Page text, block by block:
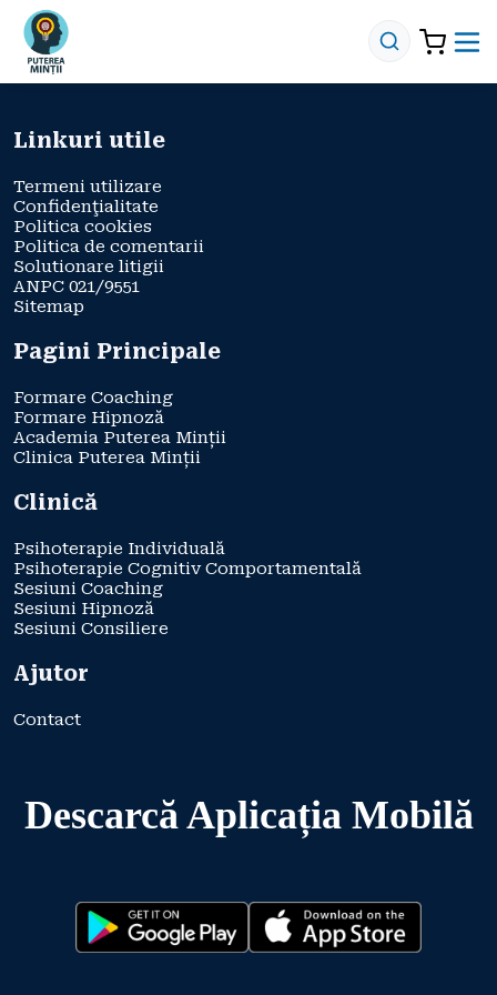
Linkuri utile
Termeni utilizare
Confidenţialitate
Politica cookies
Politica de comentarii
Solutionare litigii
ANPC 021/9551
Sitemap
Pagini Principale
Formare Coaching
Formare Hipnoză
Academia Puterea Minții
Clinica Puterea Minții
Clinică
Psihoterapie Individuală
Psihoterapie Cognitiv Comportamentală
Sesiuni Coaching
Sesiuni Hipnoză
Sesiuni Consiliere
Ajutor
Contact
Descarcă Aplicația Mobilă